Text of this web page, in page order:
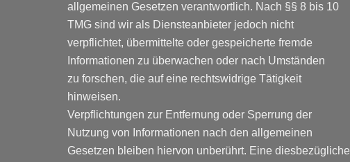
allgemeinen Gesetzen verantwortlich. Nach §§ 8 bis 10
TMG sind wir als Diensteanbieter jedoch nicht
verpflichtet, übermittelte oder gespeicherte fremde
Informationen zu überwachen oder nach Umständen
zu forschen, die auf eine rechtswidrige Tätigkeit
hinweisen.
Verpflichtungen zur Entfernung oder Sperrung der
Nutzung von Informationen nach den allgemeinen
Gesetzen bleiben hiervon unberührt. Eine diesbezügliche